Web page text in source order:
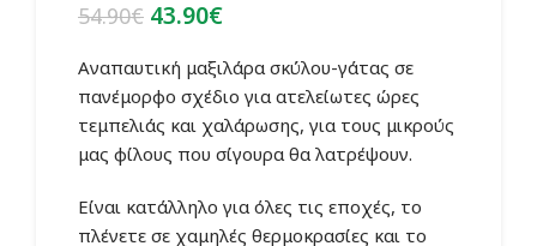
54.90€ Original
was:
54.90€.
43.90€Η
τιμή
είναι:
43.90€.
Αναπαυτική μαξιλάρα σκύλου-γάτας σε
πανέμορφο σχέδιο για ατελείωτες ώρες
τεμπελιάς και χαλάρωσης, για τους μικρούς
μας φίλους που σίγουρα θα λατρέψουν.
Είναι κατάλληλο για όλες τις εποχές, το
πλένετε σε χαμηλές θερμοκρασίες και το